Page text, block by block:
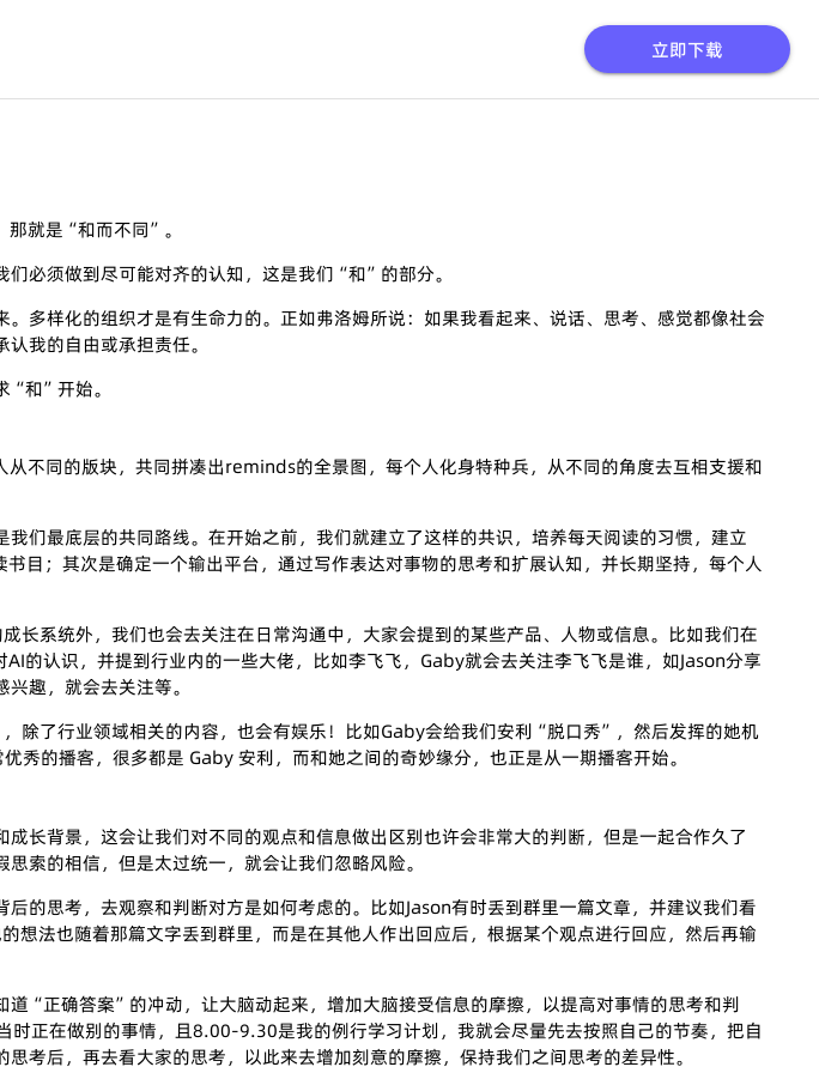
立即下载
就是“和而不同”。
必须做到尽可能对齐的认知，这是我们“和”的部分。
多样化的组织才是有生命力的。正如弗洛姆所说：如果我看起来、说话、思考、感觉都像社会
我的自由或承担责任。
“和”开始。
不同的版块，共同拼凑出reminds的全景图，每个人化身特种兵，从不同的角度去互相支援和
们最底层的共同路线。在开始之前，我们就建立了这样的共识，培养每天阅读的习惯，建立
目；其次是确定一个输出平台，通过写作表达对事物的思考和扩展认知，并长期坚持，每个人
长系统外，我们也会去关注在日常沟通中，大家会提到的某些产品、人物或信息。比如我们在
的认识，并提到行业内的一些大佬，比如李飞飞，Gaby就会去关注李飞飞是谁，如Jason分享
趣，就会去关注等。
除了行业领域相关的内容，也会有娱乐！比如Gaby会给我们安利“脱口秀”，然后发挥的她机
秀的播客，很多都是 Gaby 安利，而和她之间的奇妙缘分，也正是从一期播客开始。
长背景，这会让我们对不同的观点和信息做出区别也许会非常大的判断，但是一起合作久了
索的相信，但是太过统一，就会让我们忽略风险。
的思考，去观察和判断对方是如何考虑的。比如Jason有时丢到群里一篇文章，并建议我们看
想法也随着那篇文字丢到群里，而是在其他人作出回应后，根据某个观点进行回应，然后再输
道“正确答案”的冲动，让大脑动起来，增加大脑接受信息的摩擦，以提高对事情的思考和判
时正在做别的事情，且8.00-9.30是我的例行学习计划，我就会尽量先去按照自己的节奏，把自
考后，再去看大家的思考，以此来去增加刻意的摩擦，保持我们之间思考的差异性。